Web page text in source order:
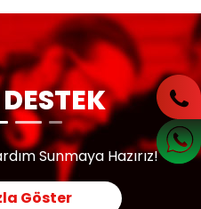
Sunmaya Hazırız!
Göster